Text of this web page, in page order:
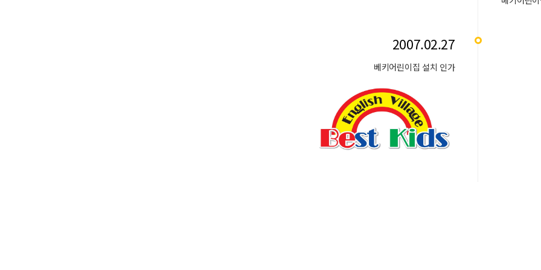
2007.02.27
베키어린이집 설치 인가